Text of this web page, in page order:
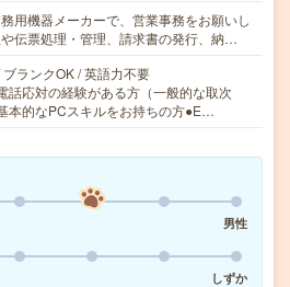
用機器メーカーで、営業事務をお願いし
伝票処理・管理、請求書の発行、納…
ランクOK / 英語力不要
話応対の経験がある方（一般的な取次
本的なPCスキルをお持ちの方●E…
男性
しずか